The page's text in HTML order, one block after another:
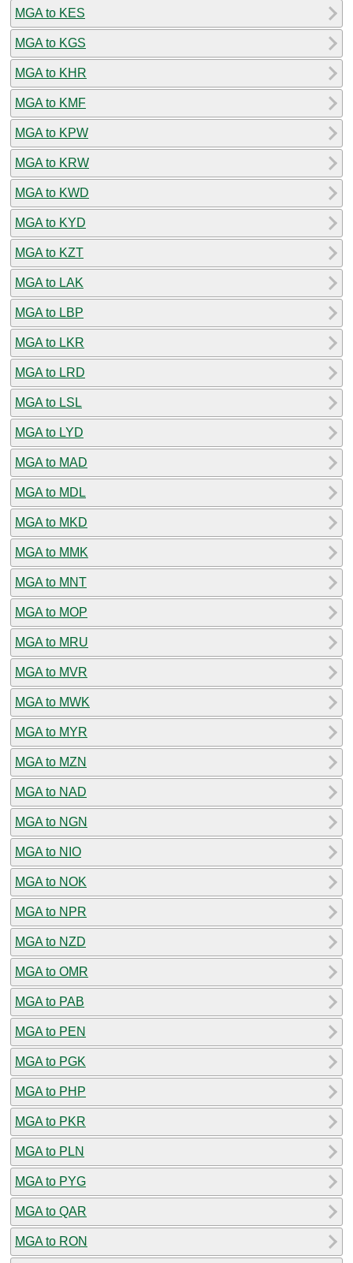
MGA to KES
MGA to KGS
MGA to KHR
MGA to KMF
MGA to KPW
MGA to KRW
MGA to KWD
MGA to KYD
MGA to KZT
MGA to LAK
MGA to LBP
MGA to LKR
MGA to LRD
MGA to LSL
MGA to LYD
MGA to MAD
MGA to MDL
MGA to MKD
MGA to MMK
MGA to MNT
MGA to MOP
MGA to MRU
MGA to MVR
MGA to MWK
MGA to MYR
MGA to MZN
MGA to NAD
MGA to NGN
MGA to NIO
MGA to NOK
MGA to NPR
MGA to NZD
MGA to OMR
MGA to PAB
MGA to PEN
MGA to PGK
MGA to PHP
MGA to PKR
MGA to PLN
MGA to PYG
MGA to QAR
MGA to RON